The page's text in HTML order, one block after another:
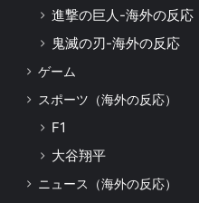
進撃の巨人-海外の反応
鬼滅の刃-海外の反応
ゲーム
スポーツ（海外の反応）
F1
大谷翔平
ニュース（海外の反応）